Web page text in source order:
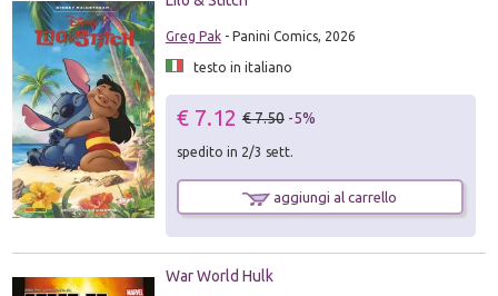
Greg Pak- Panini Comics, 2026
testo in italiano
€ 7.12 € 7.50 -5%
spedito in 2/3 sett.
aggiungi al carrello
War World Hulk